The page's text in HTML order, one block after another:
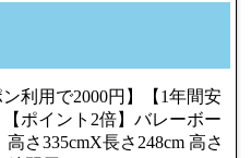
ン利用で2000円】【1年間安
ポイント2倍】バレーボー
高さ335cmX長さ248cm 高さ